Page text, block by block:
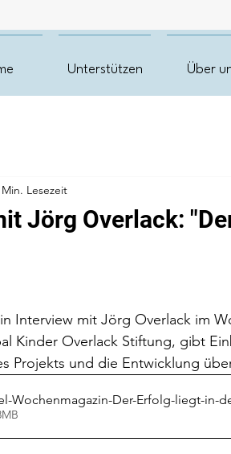
Unterstützen Über
Jörg Overlack:
Min. Lesezeit
Interview mit Jörg Overlack im
Kinder Overlack Stiftung, gibt
Projekts und die Entwicklung
Wochenmagazin-Der-Erfolg-liegt-in-